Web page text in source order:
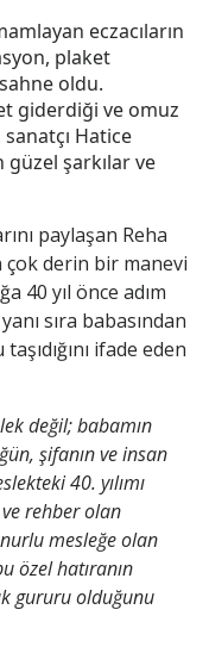
eczacıların
plaket
oldu.
giderdiği ve omuz
Hatice
şarkılar ve
paylaşan Reha
çok derin bir manevi
40 yıl önce adım
sıra babasından
ifade eden
değil; babamın
şifanın ve insan
40. yılımı
rehber olan
mesleğe olan
özel hatıranın
gururu olduğunu